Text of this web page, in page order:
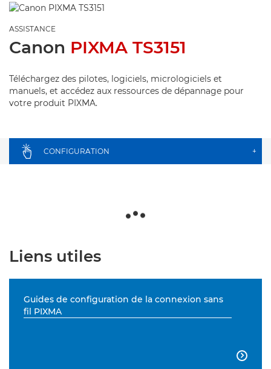
ASSISTANCE
Canon PIXMA TS3151
Téléchargez des pilotes, logiciels, micrologiciels et
manuels, et accédez aux ressources de dépannage pour
votre produit PIXMA.
CONFIGURATION +
Liens utiles
Guides de configuration de la connexion sans
fil PIXMA
